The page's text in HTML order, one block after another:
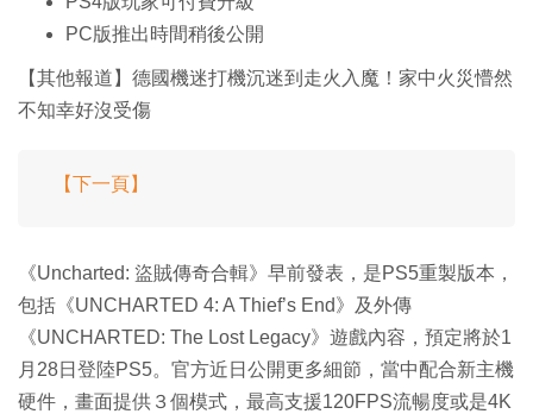
PC版推出時間稍後公開
【其他報道】德國機迷打機沉迷到走火入魔！家中火災懵然
不知幸好沒受傷
【下一頁】
《Uncharted: 盜賊傳奇合輯》早前發表，是PS5重製版本，
包括《UNCHARTED 4: A Thief’s End》及外傳
《UNCHARTED: The Lost Legacy》遊戲內容，預定將於1
月28日登陸PS5。官方近日公開更多細節，當中配合新主機
硬件，畫面提供３個模式，最高支援120FPS流暢度或是4K